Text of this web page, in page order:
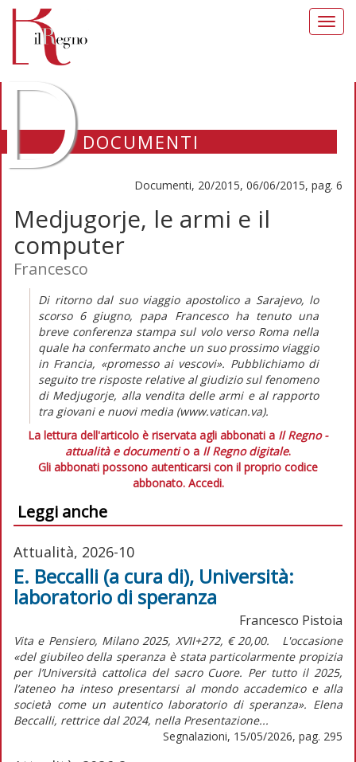
DOCUMENTI
Documenti, 20/2015, 06/06/2015, pag. 6
Medjugorje, le armi e il
computer
Francesco
Di ritorno dal suo viaggio apostolico a Sarajevo, lo
scorso 6 giugno, papa Francesco ha tenuto una
breve conferenza stampa sul volo verso Roma nella
quale ha confermato anche un suo prossimo viaggio
in Francia, «promesso ai vescovi». Pubblichiamo di
seguito tre risposte relative al giudizio sul fenomeno
di Medjugorje, alla vendita delle armi e al rapporto
tra giovani e nuovi media (www.vatican.va).
La lettura dell'articolo è riservata agli abbonati a Il Regno -
attualità e documentio a Il Regno digitale.
Gli abbonati possono autenticarsi con il proprio codice
abbonato. Accedi.
Leggi anche
Attualità, 2026-10
E. Beccalli (a cura di), Università:
laboratorio di speranza
Francesco Pistoia
Vita e Pensiero, Milano 2025, XVII+272, € 20,00. L'occasione
«del giubileo della speranza è stata particolarmente propizia
per l’Università cattolica del sacro Cuore. Per tutto il 2025,
l’ateneo ha inteso presentarsi al mondo accademico e alla
società come un autentico laboratorio di speranza». Elena
Beccalli, rettrice dal 2024, nella Presentazione...
Segnalazioni, 15/05/2026, pag. 295